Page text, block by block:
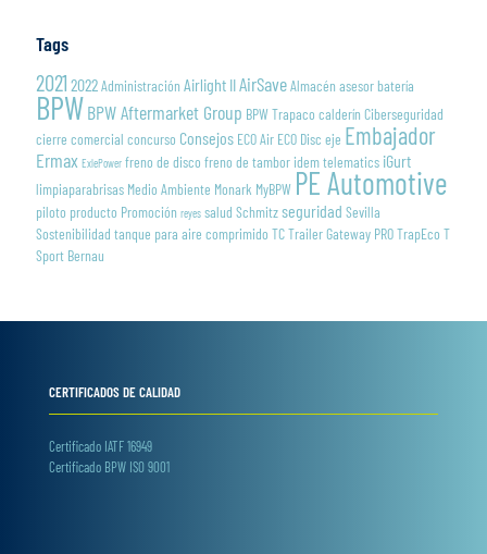
Tags
2021 2022Administración Airlight IIAirSaveAlmacén asesor batería
BPWBPW Aftermarket Group BPW Trapaco calderín Ciberseguridad
cierre comercial concurso Consejos ECO Air ECO Disc eje Embajador
Ermax ExlePower freno de disco freno de tambor idem telematics iGurt
limpiaparabrisas Medio Ambiente Monark MyBPW PE Automotive
piloto producto Promoción reyes salud Schmitzseguridad Sevilla
Sostenibilidad tanque para aire comprimido TC Trailer Gateway PROTrapEco T
Sport Bernau
CERTIFICADOS DE CALIDAD
Certificado IATF 16949
Certificado BPW ISO 9001